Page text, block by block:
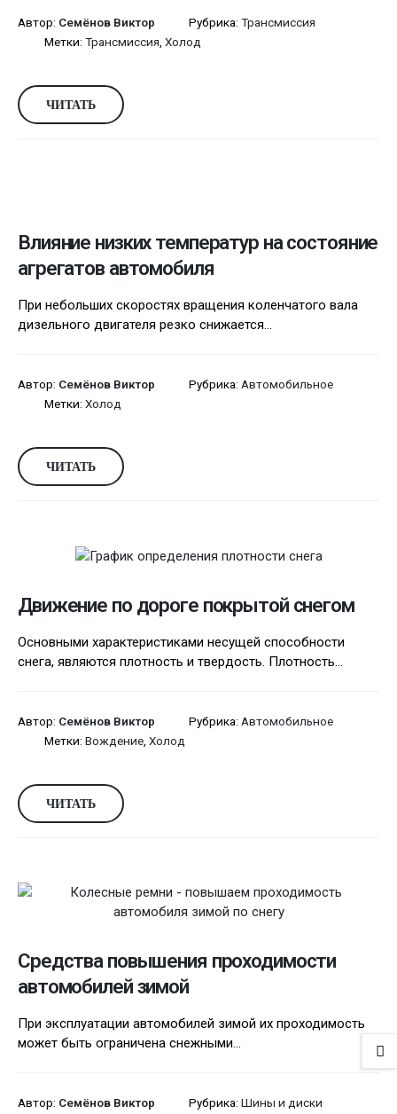
Автор: Семёнов Виктор Рубрика: Трансмиссия
Метки: Трансмиссия Холод
ЧИТАТЬ
Влияние низких температур на состояние
агрегатов автомобиля
При небольших скоростях вращения коленчатого вала
дизельного двигателя резко снижается...
Автор: Семёнов Виктор Рубрика: Автомобильное
Метки: Холод
ЧИТАТЬ
Движение по дороге покрытой снегом
Основными характеристиками несущей способности
снега, являются плотность и твердость. Плотность...
Автор: Семёнов Виктор Рубрика: Автомобильное
Метки: Вождение Холод
ЧИТАТЬ
Средства повышения проходимости
автомобилей зимой
При эксплуатации автомобилей зимой их проходимость
может быть ограничена снежными...
Автор: Семёнов Виктор Рубрика: Шины и диски